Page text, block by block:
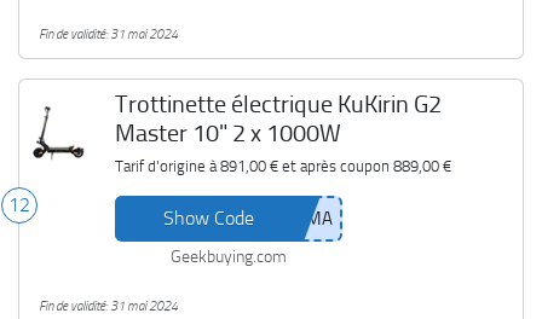
Fin de validité: 31 mai 2024
12
Trottinette électrique KuKirin G2
Master 10" 2 x 1000W
Tarif d'origine à891,00 €et après coupon 889,00 €
Show Code
Geekbuying.com
Fin de validité: 31 mai 2024